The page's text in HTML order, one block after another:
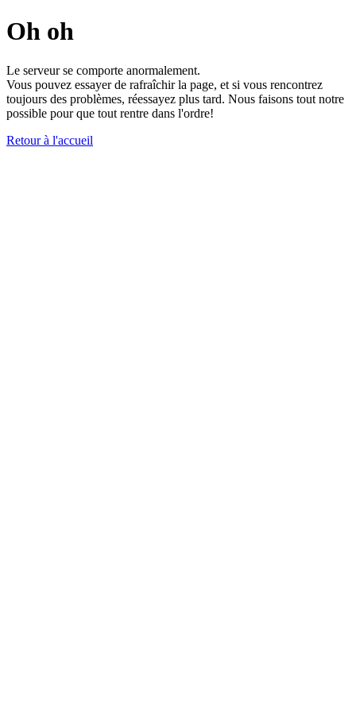
Oh oh
Le serveur se comporte anormalement.
Vous pouvez essayer de rafraîchir la page, et si vous rencontrez
toujours des problèmes, réessayez plus tard. Nous faisons tout notre
possible pour que tout rentre dans l'ordre!
Retour à l'accueil